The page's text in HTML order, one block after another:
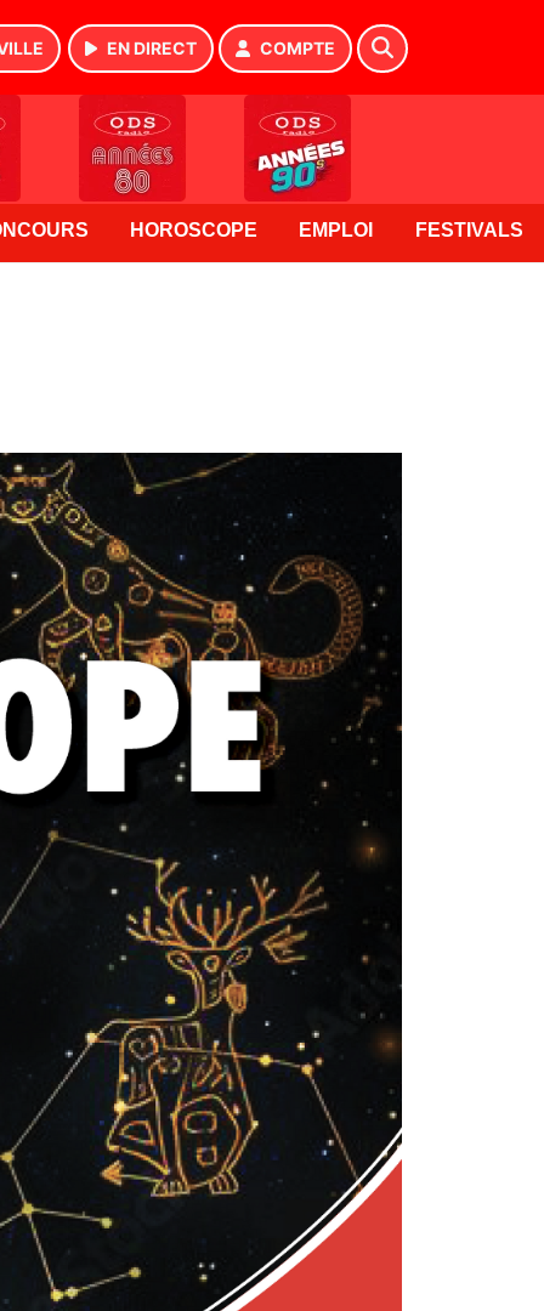
EN DIRECT COMPTE
HOROSCOPE EMPLOI FESTIVALS